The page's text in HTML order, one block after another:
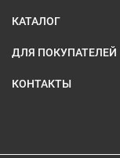
КАТАЛОГ
ДЛЯ ПОКУПАТЕЛЕЙ
КОНТАКТЫ